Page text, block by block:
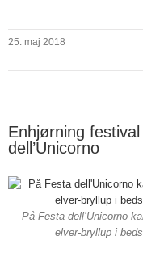
25. maj 2018
Enhjørning
dell’Unicorno
På Festa dell’Unicorno
elver-bryllup i